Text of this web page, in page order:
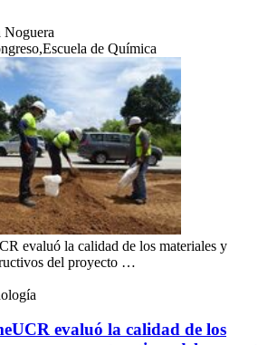
Noguera
de Química
evaluó la calidad de los materiales y
del proyecto …
evaluó la calidad de los